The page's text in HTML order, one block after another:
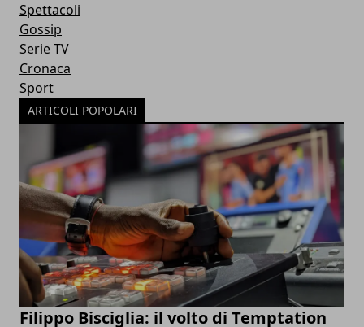
Spettacoli
Gossip
Serie TV
Cronaca
Sport
ARTICOLI POPOLARI
Filippo Bisciglia: il volto di Temptation